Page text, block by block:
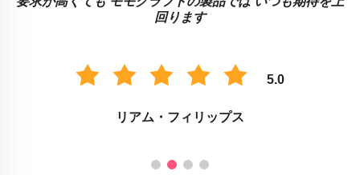
回ります
5.0
リアム・フィリップス